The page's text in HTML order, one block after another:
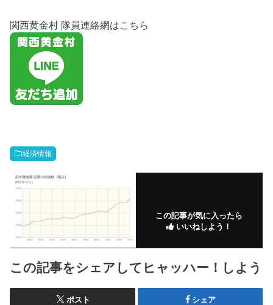
関西黄金村 隊員連絡網はこちら
経済情報
この記事が気に入ったら
いいねしよう！
この記事をシェアしてヒャッハー！しよう
ポスト シェア